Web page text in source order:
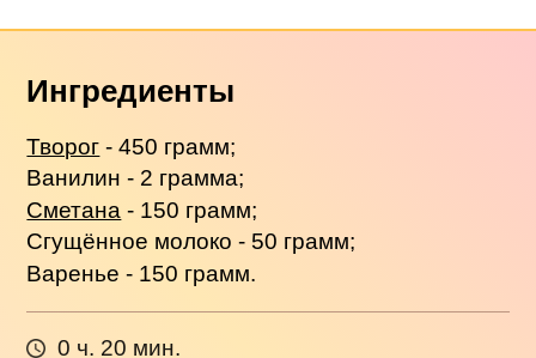
Ингредиенты
Творог - 450 грамм;
Ванилин - 2 грамма;
Сметана - 150 грамм;
Сгущённое молоко - 50 грамм;
Варенье - 150 грамм.
0 ч. 20 мин.